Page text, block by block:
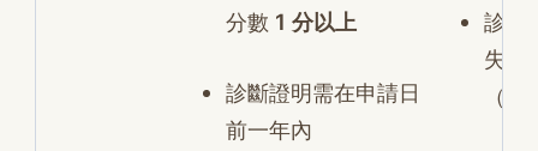
分數 1 分以上
診斷證明需在申請日
前一年內
診斷
失智
（